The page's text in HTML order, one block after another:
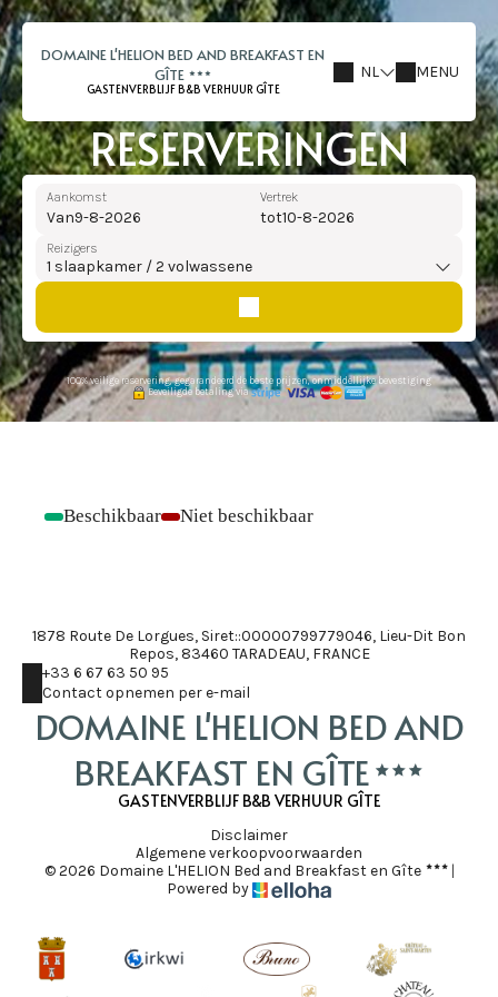
DOMAINE L'HELION BED AND BREAKFAST EN
GÎTE
GASTENVERBLIJF B&B VERHUUR GÎTE
NL MENU
RESERVERINGEN
Aankomst
Van
Vertrek
tot
Reizigers
1 slaapkamer /2 volwassene
100% veilige reservering, gegarandeerd de beste prijzen, onmiddellijke bevestiging
Beveiligde betaling via
- Beschikbaar - Niet beschikbaar
1878 Route De Lorgues, Siret::00000799779046, Lieu-Dit Bon
Repos, 83460 TARADEAU, FRANCE
+33 6 67 63 50 95
Contact opnemen per e-mail
DOMAINE L'HELION BED AND
BREAKFAST EN GÎTE
GASTENVERBLIJF B&B VERHUUR GÎTE
Disclaimer
Algemene verkoopvoorwaarden
© 2026 Domaine L'HELION Bed and Breakfast en Gîte
|
Powered by